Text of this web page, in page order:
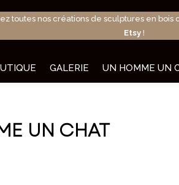
toutes nos créations de sculptures en bois
Etsy !
GALERIE UN HOMME UN
UN CHAT